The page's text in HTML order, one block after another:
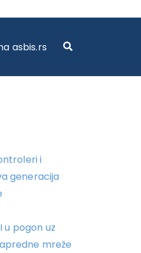
asbis.rs
i
generacija
u pogon uz
mreže